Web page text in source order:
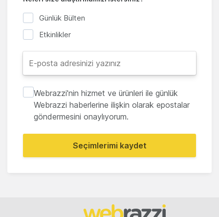
Günlük Bülten
Etkinlikler
Webrazzi'nin hizmet ve ürünleri ile günlük
Webrazzi haberlerine ilişkin olarak epostalar
göndermesini onaylıyorum.
Seçimlerimi kaydet